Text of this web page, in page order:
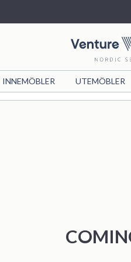
INNEMÖBLER UTEMÖBLER
VIND
VIND X JOSEFIN